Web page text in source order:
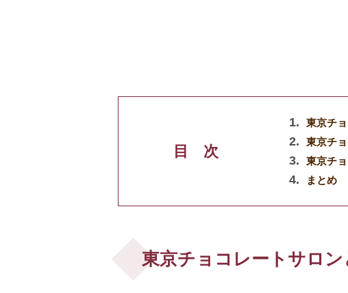
目 次
東京チ
東京チ
東京チ
まとめ
東京チョコレートサロン